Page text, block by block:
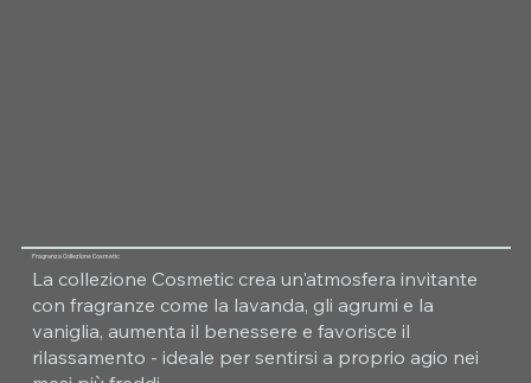
Fragranza Collezione Cosmetic
La collezione Cosmetic crea un'atmosfera invitante
con fragranze come la lavanda, gli agrumi e la
vaniglia, aumenta il benessere e favorisce il
rilassamento - ideale per sentirsi a proprio agio nei